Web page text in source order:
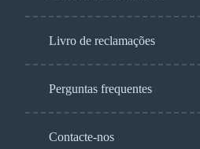
Livro de reclamações
Perguntas frequentes
Contacte-nos